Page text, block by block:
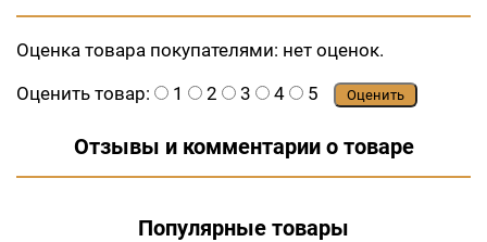
Оценка товара покупателями: нет оценок.
Оценить товар:
1 2 3 4 5 Оценить
Отзывы и комментарии о товаре
Популярные товары